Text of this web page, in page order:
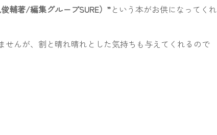
輔著/編集グループSURE）”という本がお供になってくれ
んが、割と晴れ晴れとした気持ちも与えてくれるので